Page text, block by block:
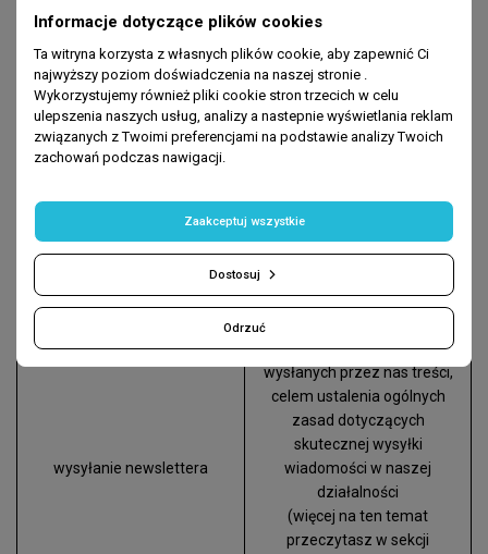
lub przez nas
(więcej informacji na ten temat znajdziesz w ostatniej tabeli
tej sekcji)
Co się stanie, jeśli nie podasz danych?
nie będziesz otrzymywać naszych materiałów
specjalnych
6. Zapisanie się na newsletter
W jakim celu?
wysyłanie newslettera
analiza efektywności
wysłanych przez nas treści,
celem ustalenia ogólnych
zasad dotyczących
skutecznej wysyłki
wiadomości w naszej
działalności
(więcej na ten temat
przeczytasz w sekcji
Informacje dotyczące plików cookies
Ta witryna korzysta z własnych plików cookie, aby zapewnić Ci
najwyższy poziom doświadczenia na naszej stronie .
Wykorzystujemy również pliki cookie stron trzecich w celu
ulepszenia naszych usług, analizy a nastepnie wyświetlania reklam
związanych z Twoimi preferencjami na podstawie analizy Twoich
zachowań podczas nawigacji.
Odrzuć
Dostosuj
Zaakceptuj wszystkie